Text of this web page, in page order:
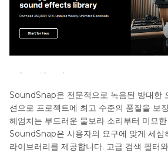
SoundSnap은 전문적으로 녹음된 방대한
션으로 프로젝트에 최고 수준의 품질을 보
헤엄치는 부드러운 물보라 소리부터 미묘
SoundSnap은 사용자의 요구에 맞게 세심
라이브러리를 제공합니다. 고급 검색 필터